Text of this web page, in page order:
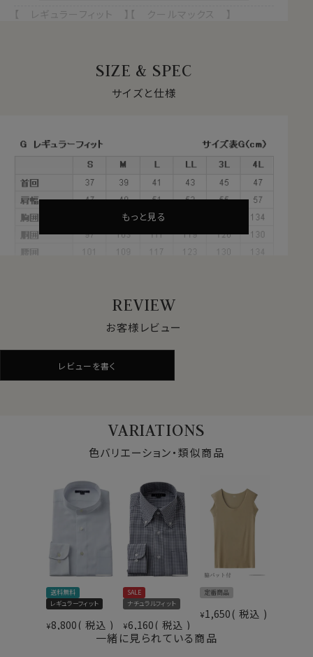
【 レギュラーフィット 】【 クールマックス 】
1年を通して快適な着心地を支える
ズン快適な着心地
・汗や水分をすばやく吸い上げ、蒸発させる吸水速乾のド
・衣服内をドライに保ち、日常の快適な着心地をサポート
・シワになりにくい形態安定
・洗濯後の乾きも早く、ほぼノンアイロンでお手入れが楽
これらの特長を備えた高機能素材が、ポリエステル
クールマックス®オールシーズン・ファブリックは、暑いと
きにはドライに、寒いときには暖かい。
通年着用するビジネスシャツに適した素材です。
●サラッとしたドライ感と軽やかな着心地
肌離れのよいドライな着用感が持続。
汗を素早く発散、長時間の着用でもムレにくく、快適さを
また洗濯後の乾きが非常に早いのも、この高機能ドライ
●形態安定でお手入れが非常に楽
着用時も洗濯後もシワになりにくい。
洗濯後もほぼノーアイロン。
できるだけお手入れを楽に済ませたい方に最適な、防し
（形態安定性＝W＆W性4級前後）
SIZE & SPEC
サイズと仕様
ポリエステル100％
ドライ加工（吸湿速乾素材＝
COOLMAX®ファブリック）
形態安定
カルゼ
スタンドカラー
もっと見る
REVIEW
お客様レビュー
レビューを書く
VARIATIONS
色バリエーション・類似商品
送料無料
レギュラーフィット
¥8,800 税込
SALE
ナチュラルフィット
¥6,160 税込
定番商品
¥1,650 税込
一緒に見られている商品